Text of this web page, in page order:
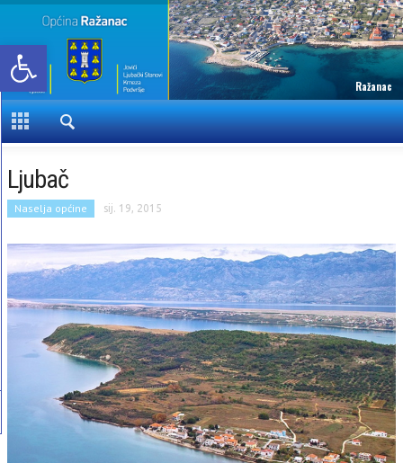
Open toolbar
Ražanac
Ljubač
Naselja općine sij. 19, 2015